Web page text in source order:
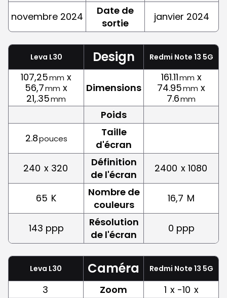
novembre 2024
Date de
sortie
janvier 2024
Leva L30 Design Redmi Note 13 5G
107,25mm x
56,7mm x
21,.35mm
Dimensions
161.11mm x
74.95mm x
7.6mm
Poids
2.8pouces
Taille
d'écran
240 x 320
Définition
de l'écran
2400 x 1080
65 K
Nombre de
couleurs
16,7 M
143 ppp
Résolution
de l'écran
0 ppp
Leva L30 Caméra Redmi Note 13 5G
3 Zoom 1 x -10 x